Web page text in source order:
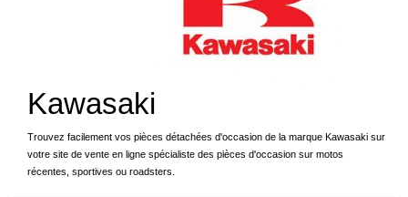
Kawasaki
Trouvez facilement vos pièces détachées d'occasion de la marque Kawasaki sur
votre site de vente en ligne spécialiste des pièces d'occasion sur motos
récentes, sportives ou roadsters.